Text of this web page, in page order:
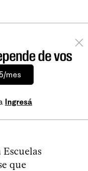
de vos
mes
Ingresá
que